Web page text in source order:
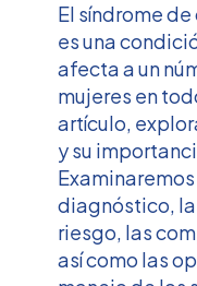
El síndrome
es una
afecta a un
mujeres en
artículo,
y su
diagnóstico,
riesgo, las
así como las